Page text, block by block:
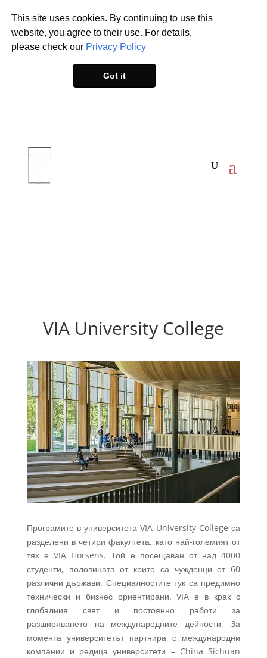
This site uses cookies. By continuing to use this
website, you agree to their use. For details,
please check our Privacy Policy
Got it
VIA University College
Програмите в университета VIA University College са
разделени в четири факултета, като най-големият от
тях е VIA Horsens. Той е посещаван от над 4000
студенти, половината от които са чужденци от 60
различни държави. Специалностите тук са предимно
технически и бизнес ориентирани. VIA е в крак с
глобалния свят и постоянно работи за
разширяването на международните дейности. За
момента университетът партнира с международни
компании и редица университети – China Sichuan